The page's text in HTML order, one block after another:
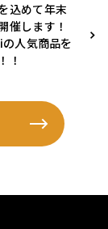
込めて年末
催します！
人気商品を
！